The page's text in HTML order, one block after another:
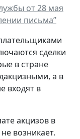
от 28 мая
письма”
сделки
в стране
а в
входят в
акцизов в
возникает.